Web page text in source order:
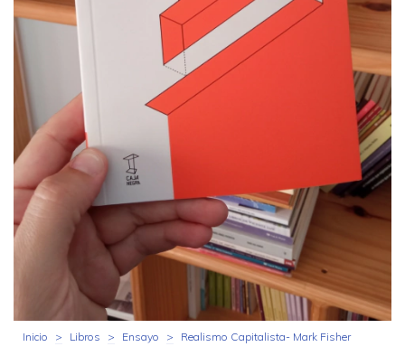
Inicio > Libros > Ensayo > Realismo Capitalista- Mark Fisher